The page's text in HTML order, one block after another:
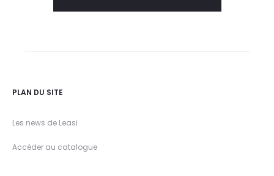
PLAN DU SITE
Les news de Leasi
Accéder au catalogue